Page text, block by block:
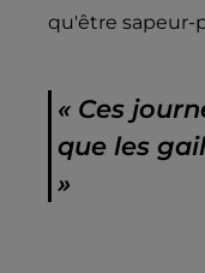
qu'être sapeur-
« Ces
que les
»